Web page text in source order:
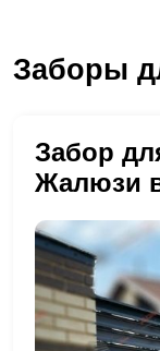
Заборы
Забор
Жалюзи